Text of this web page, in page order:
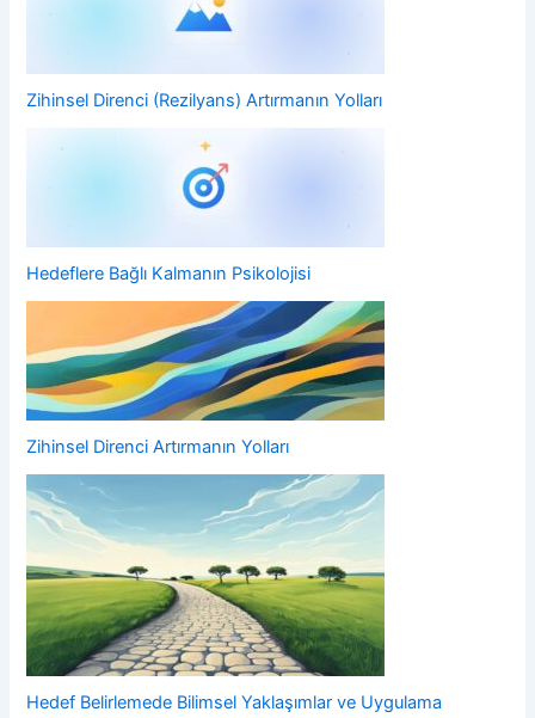
Zihinsel Direnci (Rezilyans) Artırmanın Yolları
Hedeflere Bağlı Kalmanın Psikolojisi
Zihinsel Direnci Artırmanın Yolları
Hedef Belirlemede Bilimsel Yaklaşımlar ve Uygulama